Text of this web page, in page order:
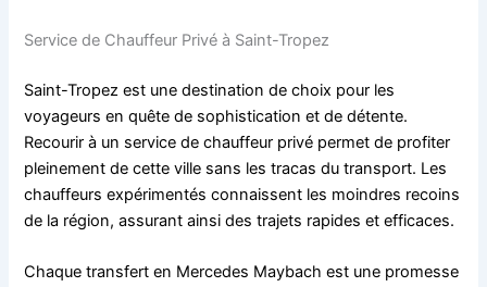
Service de Chauffeur Privé à Saint-Tropez
Saint-Tropez est une destination de choix pour les
voyageurs en quête de sophistication et de détente.
Recourir à un service de chauffeur privé permet de profiter
pleinement de cette ville sans les tracas du transport. Les
chauffeurs expérimentés connaissent les moindres recoins
de la région, assurant ainsi des trajets rapides et efficaces.
Chaque transfert en Mercedes Maybach est une promesse